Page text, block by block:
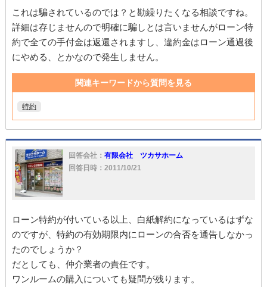
これは騙されているのでは？と勘繰りたくなる相談ですね。
詳細は存じませんので明確に騙しとは言いませんがローン特
約で全ての手付金は返還されますし、違約金はローン通過後
にやめる、とかなので発生しません。
関連キーワードから質問を見る
特約
回答会社： 有限会社 ツカサホーム
回答日時：2011/10/21
ローン特約が付いている以上、白紙解約になっているはずな
のですが、特約の有効期限内にローンの合否を通告しなかっ
たのでしょうか？
だとしても、仲介業者の責任です。
ワンルームの購入についても疑問が残ります。